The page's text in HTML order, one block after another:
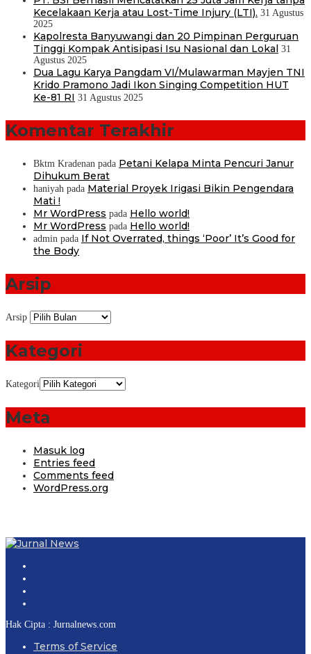
Kecelakaan Kerja atau Lost-Time Injury (LTI). 31 Agustus
2025
Kapolresta Banyuwangi dan 20 Pimpinan Perguruan
Tinggi Kompak Antisipasi Isu Nasional dan Lokal 31
Agustus 2025
Dua Lagu Karya Pangdam VI/Mulawarman Mayjen TNI
Krido Pramono Jadi Ikon Singing Competition HUT
Ke-81 RI 31 Agustus 2025
Komentar Terakhir
Bktm Kradenan pada Petani Kelapa Minta Pencuri Janur
Dihukum Berat
haniyah pada Material Proyek Irigasi Bikin Pengendara
Mati !
Mr WordPress pada Hello world!
Mr WordPress pada Hello world!
admin pada If Not Overrated, things ‘Poor’ It’s Good for
the Body
Arsip
Arsip
Kategori
Kategori
Meta
Masuk log
Entries feed
Comments feed
WordPress.org
Hak Cipta : Jurnalnews.com
Terms of Service